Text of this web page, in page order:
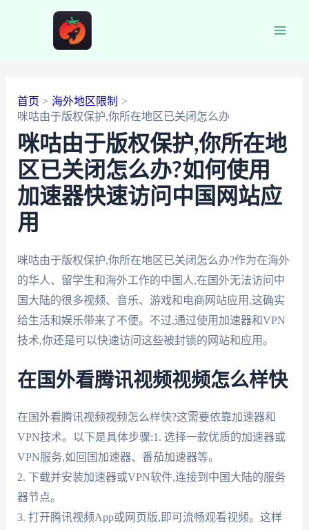
首页
海外地区限制
咪咕由于版权保护,你所在地区已关闭怎么办
咪咕由于版权保护,你所在地
区已关闭怎么办?如何使用
加速器快速访问中国网站应
用
咪咕由于版权保护,你所在地区已关闭怎么办?作为在海外
的华人、留学生和海外工作的中国人,在国外无法访问中
国大陆的很多视频、音乐、游戏和电商网站应用,这确实
给生活和娱乐带来了不便。不过,通过使用加速器和VPN
技术,你还是可以快速访问这些被封锁的网站和应用。
在国外看腾讯视频视频怎么样快
在国外看腾讯视频视频怎么样快?这需要依靠加速器和
VPN技术。以下是具体步骤:1. 选择一款优质的加速器或
VPN服务,如回国加速器、番茄加速器等。
2. 下载并安装加速器或VPN软件,连接到中国大陆的服务
器节点。
3. 打开腾讯视频App或网页版,即可流畅观看视频。这样